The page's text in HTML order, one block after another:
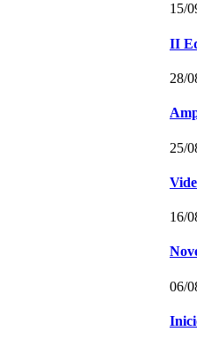
15/
II
28/
25/
16/
06/